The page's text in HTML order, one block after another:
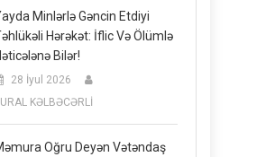
Minlərlə Gəncin Etdiyi
Hərəkət: İflic Və Ölümlə
Bilər!
28 İyul 2026
KƏLBƏCƏRLİ
Oğru Deyən Vətəndaş